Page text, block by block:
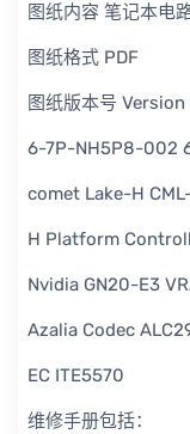
图纸内容 笔记本电
图纸格式 PDF
图纸版本号 Version
6-7P-NH5P8-002
comet Lake-H
H Platform
Nvidia GN20-E3
Azalia Codec
EC ITE5570
维修手册包括：